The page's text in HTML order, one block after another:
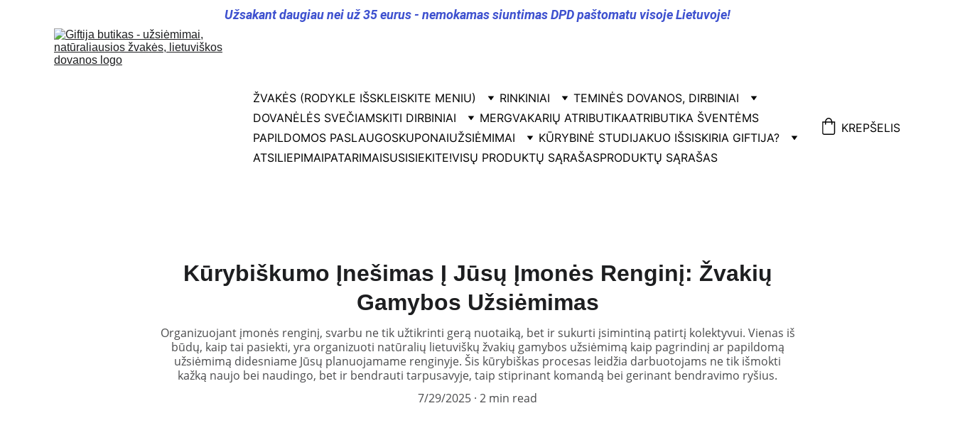
Užsakant daugiau nei už 35 eurus - nemokamas siuntimas DPD paštomatu visoje Lietuvoje!
ŽVAKĖS (RODYKLE IŠSKLEISKITE MENIU) RINKINIAI
TEMINĖS DOVANOS, DIRBINIAI
DOVANĖLĖS SVEČIAMSKITI DIRBINIAI MERGVAKARIŲ ATRIBUTIKAATRIBUTIKA ŠVENTĖMS
PAPILDOMOS PASLAUGOSKUPONAIUŽSIĖMIMAI KŪRYBINĖ STUDIJAKUO IŠSISKIRIA GIFTIJA?
ATSILIEPIMAIPATARIMAISUSISIEKITE!VISŲ PRODUKTŲ SĄRAŠASPRODUKTŲ SĄRAŠAS
KREPŠELIS
Kūrybiškumo Įnešimas Į Jūsų Įmonės Renginį: Žvakių
Gamybos Užsiėmimas
Organizuojant įmonės renginį, svarbu ne tik užtikrinti gerą nuotaiką, bet ir sukurti įsimintiną patirtį kolektyvui. Vienas iš
būdų, kaip tai pasiekti, yra organizuoti natūralių lietuviškų žvakių gamybos užsiėmimą kaip pagrindinį ar papildomą
užsiėmimą didesniame Jūsų planuojamame renginyje. Šis kūrybiškas procesas leidžia darbuotojams ne tik išmokti
kažką naujo bei naudingo, bet ir bendrauti tarpusavyje, taip stiprinant komandą bei gerinant bendravimo ryšius.
7/29/2025 2 min read